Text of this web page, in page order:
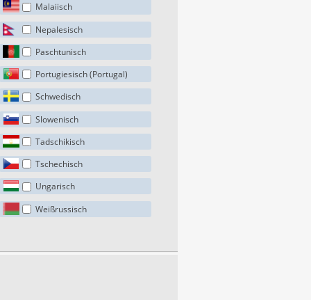
Malaiisch
Nepalesisch
Paschtunisch
Portugiesisch (Portugal)
Schwedisch
Slowenisch
Tadschikisch
Tschechisch
Ungarisch
Weißrussisch